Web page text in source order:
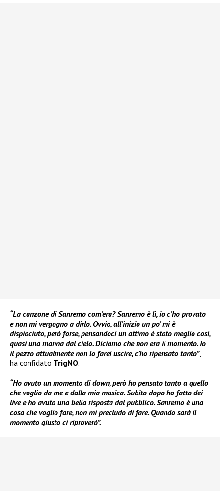
“La canzone di Sanremo com’era? Sanremo è lì, io c’ho provato
e non mi vergogno a dirlo. Ovvio, all’inizio un po’ mi è
dispiaciuto, però forse, pensandoci un attimo è stato meglio così,
quasi una manna dal cielo. Diciamo che non era il momento. Io
il pezzo attualmente non lo farei uscire, c’ho ripensato tanto”,
ha confidato TrigNO.
“Ho avuto un momento di down, però ho pensato tanto a quello
che voglio da me e dalla mia musica. Subito dopo ho fatto dei
live e ho avuto una bella risposta dal pubblico. Sanremo è una
cosa che voglio fare, non mi precludo di fare. Quando sarà il
momento giusto ci riproverò”.